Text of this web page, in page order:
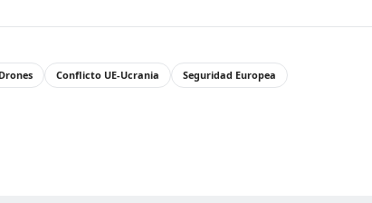
Drones Conflicto UE-Ucrania Seguridad Europea